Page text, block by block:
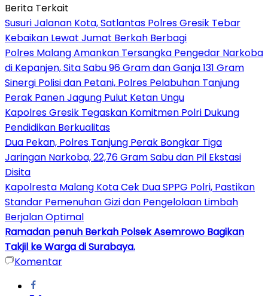
Berita Terkait
Susuri Jalanan Kota, Satlantas Polres Gresik Tebar
Kebaikan Lewat Jumat Berkah Berbagi
Polres Malang Amankan Tersangka Pengedar Narkoba
di Kepanjen, Sita Sabu 96 Gram dan Ganja 131 Gram
Sinergi Polisi dan Petani, Polres Pelabuhan Tanjung
Perak Panen Jagung Pulut Ketan Ungu
Kapolres Gresik Tegaskan Komitmen Polri Dukung
Pendidikan Berkualitas
Dua Pekan, Polres Tanjung Perak Bongkar Tiga
Jaringan Narkoba, 22,76 Gram Sabu dan Pil Ekstasi
Disita
Kapolresta Malang Kota Cek Dua SPPG Polri, Pastikan
Standar Pemenuhan Gizi dan Pengelolaan Limbah
Berjalan Optimal
Ramadan penuh Berkah Polsek Asemrowo Bagikan
Takjil ke Warga di Surabaya.
Komentar